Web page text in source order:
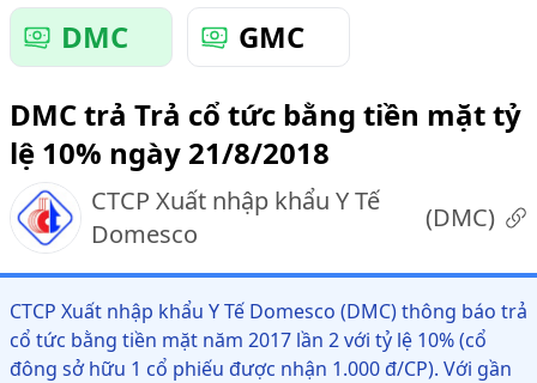
DMC
GMC
DMC trả Trả cổ tức bằng tiền mặt tỷ
lệ 10% ngày 21/8/2018
CTCP Xuất nhập khẩu Y Tế
Domesco
(DMC)
CTCP Xuất nhập khẩu Y Tế Domesco (DMC) thông báo trả
cổ tức bằng tiền mặt năm 2017 lần 2 với tỷ lệ 10% (cổ
đông sở hữu 1 cổ phiếu được nhận 1.000 đ/CP). Với gần